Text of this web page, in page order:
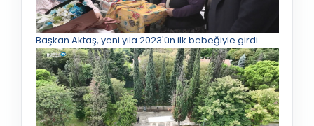
Başkan Aktaş, yeni yıla 2023'ün ilk bebeğiyle girdi